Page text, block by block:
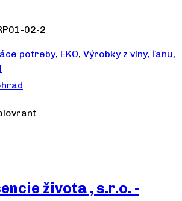
02-2
potreby, EKO, Výrobky z vlny, ľanu,
života , s.r.o. -